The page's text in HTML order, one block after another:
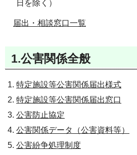
日を除く）
届出・相談窓口一覧
1.公害関係全般
特定施設等公害関係届出様式
特定施設等公害関係届出窓口
公害防止協定
公害関係データ（公害資料等）
公害紛争処理制度